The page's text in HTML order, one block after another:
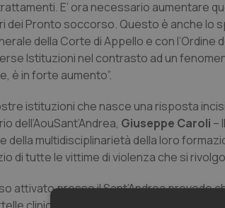
E’ ora necessario aumentare
Pronto soccorso. Questo è anche lo
della Corte di Appello e con l’Ordine
Istituzioni nel contrasto ad un
è in forte aumento”.
istituzioni che nasce una risposta
dell’AouSant’Andrea, Giuseppe Caroli –
della multidisciplinarietà della loro
di tutte le vittime di violenza che si
attivato presso il Sant’Andrea